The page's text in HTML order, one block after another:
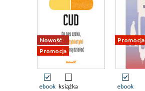
Nowość
Promocja
ebook książka
Promocja
ebook